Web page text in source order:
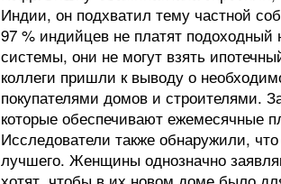
Индии, он подхватил тему частной
97 % индийцев не платят подоходный
системы, они не могут взять
коллеги пришли к выводу о
покупателями домов и
которые обеспечивают ежемесячные
Исследователи также обнаружили,
лучшего. Женщины однозначно